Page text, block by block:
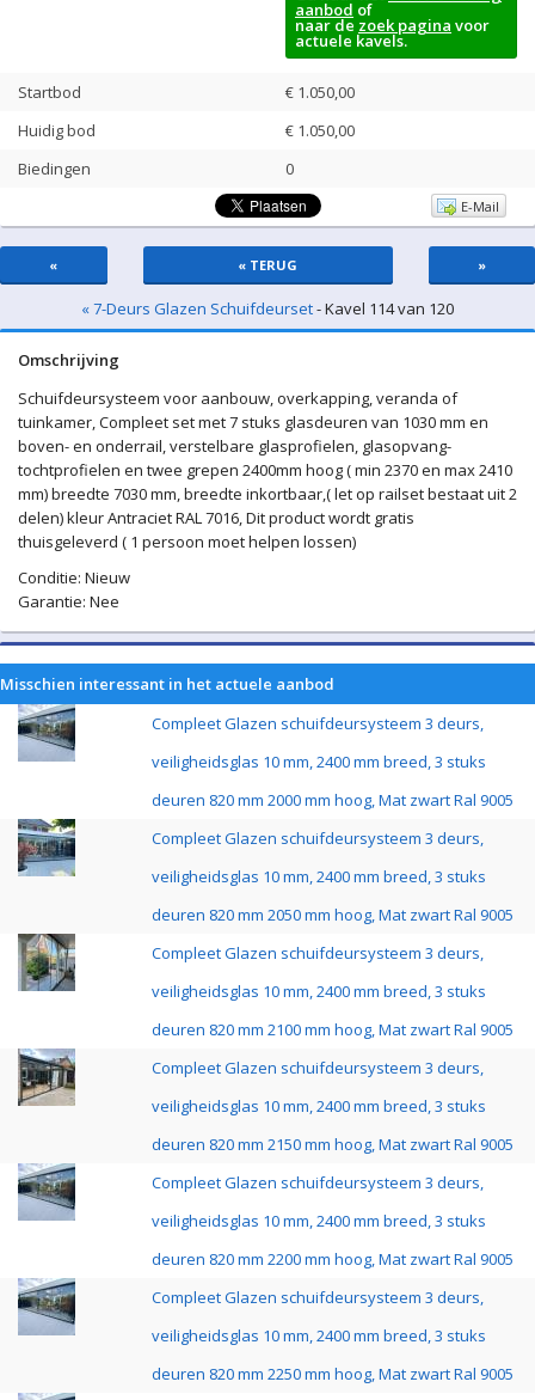
aanbod of
naar de zoek pagina voor
actuele kavels.
Startbod
€ 1.050,00
Huidig bod
€ 1.050,00
Biedingen
0
E-Mail
« « TERUG »
« 7-Deurs Glazen Schuifdeurset- Kavel 114 van 120
Omschrijving
Schuifdeursysteem voor aanbouw, overkapping, veranda of
tuinkamer, Compleet set met 7 stuks glasdeuren van 1030 mm en
boven- en onderrail, verstelbare glasprofielen, glasopvang-
tochtprofielen en twee grepen 2400mm hoog ( min 2370 en max 2410
mm) breedte 7030 mm, breedte inkortbaar,( let op railset bestaat uit 2
delen) kleur Antraciet RAL 7016, Dit product wordt gratis
thuisgeleverd ( 1 persoon moet helpen lossen)
Conditie: Nieuw
Garantie: Nee
Misschien interessant in het actuele aanbod
Compleet Glazen schuifdeursysteem 3 deurs,
veiligheidsglas 10 mm, 2400 mm breed, 3 stuks
deuren 820 mm 2000 mm hoog, Mat zwart Ral 9005
Compleet Glazen schuifdeursysteem 3 deurs,
veiligheidsglas 10 mm, 2400 mm breed, 3 stuks
deuren 820 mm 2050 mm hoog, Mat zwart Ral 9005
Compleet Glazen schuifdeursysteem 3 deurs,
veiligheidsglas 10 mm, 2400 mm breed, 3 stuks
deuren 820 mm 2100 mm hoog, Mat zwart Ral 9005
Compleet Glazen schuifdeursysteem 3 deurs,
veiligheidsglas 10 mm, 2400 mm breed, 3 stuks
deuren 820 mm 2150 mm hoog, Mat zwart Ral 9005
Compleet Glazen schuifdeursysteem 3 deurs,
veiligheidsglas 10 mm, 2400 mm breed, 3 stuks
deuren 820 mm 2200 mm hoog, Mat zwart Ral 9005
Compleet Glazen schuifdeursysteem 3 deurs,
veiligheidsglas 10 mm, 2400 mm breed, 3 stuks
deuren 820 mm 2250 mm hoog, Mat zwart Ral 9005